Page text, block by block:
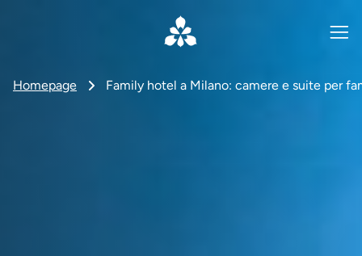
Homepage Family hotel a Milano: camere e suite per